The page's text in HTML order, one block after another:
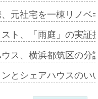
元社宅を一棟リノ
ト、「雨庭」の実
ス、横浜都筑区の
とシェアハウスの